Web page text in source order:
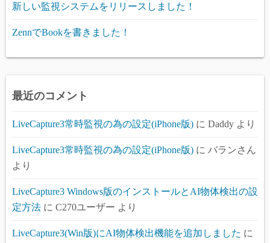
新しい監視システムをリリースしました！
ZennでBookを書きました！
最近のコメント
LiveCapture3常時監視の為の設定(iPhone版) に Daddy より
LiveCapture3常時監視の為の設定(iPhone版) に バランさん
より
LiveCapture3 Windows版のインストールとAI物体検出の設
定方法 に C270ユーザー より
LiveCapture3(Win版)にAI物体検出機能を追加しました に